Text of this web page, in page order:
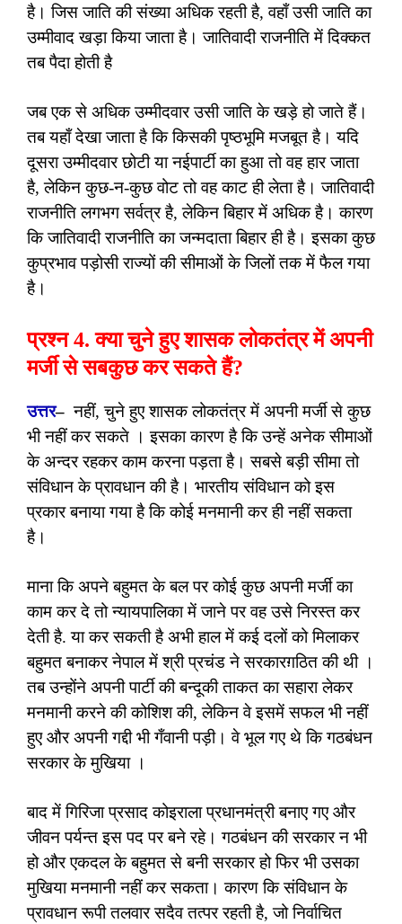
है। जिस जाति की संख्या अधिक रहती है, वहाँ उसी जाति का
उम्मीवाद खड़ा किया जाता है। जातिवादी राजनीति में दिक्कत
तब पैदा होती है
जब एक से अधिक उम्मीदवार उसी जाति के खड़े हो जाते हैं।
तब यहाँ देखा जाता है कि किसकी पृष्ठभूमि मजबूत है। यदि
दूसरा उम्मीदवार छोटी या नईपार्टी का हुआ तो वह हार जाता
है, लेकिन कुछ-न-कुछ वोट तो वह काट ही लेता है। जातिवादी
राजनीति लगभग सर्वत्र है, लेकिन बिहार में अधिक है। कारण
कि जातिवादी राजनीति का जन्मदाता बिहार ही है। इसका कुछ
कुप्रभाव पड़ोसी राज्यों की सीमाओं के जिलों तक में फैल गया
है।
प्रश्न 4. क्या चुने हुए शासक लोकतंत्र में अपनी
मर्जी से सबकुछ कर सकते हैं?
उत्तर– नहीं, चुने हुए शासक लोकतंत्र में अपनी मर्जी से कुछ
भी नहीं कर सकते । इसका कारण है कि उन्हें अनेक सीमाओं
के अन्दर रहकर काम करना पड़ता है। सबसे बड़ी सीमा तो
संविधान के प्रावधान की है। भारतीय संविधान को इस
प्रकार बनाया गया है कि कोई मनमानी कर ही नहीं सकता
है।
माना कि अपने बहुमत के बल पर कोई कुछ अपनी मर्जी का
काम कर दे तो न्यायपालिका में जाने पर वह उसे निरस्त कर
देती है. या कर सकती है अभी हाल में कई दलों को मिलाकर
बहुमत बनाकर नेपाल में श्री प्रचंड ने सरकारग़ठित की थी ।
तब उन्होंने अपनी पार्टी की बन्दूकी ताकत का सहारा लेकर
मनमानी करने की कोशिश की, लेकिन वे इसमें सफल भी नहीं
हुए और अपनी गद्दी भी गँवानी पड़ी। वे भूल गए थे कि गठबंधन
सरकार के मुखिया ।
बाद में गिरिजा प्रसाद कोइराला प्रधानमंत्री बनाए गए और
जीवन पर्यन्त इस पद पर बने रहे। गठबंधन की सरकार न भी
हो और एकदल के बहुमत से बनी सरकार हो फिर भी उसका
मुखिया मनमानी नहीं कर सकता। कारण कि संविधान के
प्रावधान रूपी तलवार सदैव तत्पर रहती है, जो निर्वाचित